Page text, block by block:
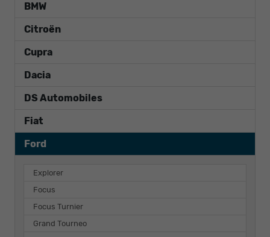
BMW
Citroën
Cupra
Dacia
DS Automobiles
Fiat
Ford
Explorer
Focus
Focus Turnier
Grand Tourneo